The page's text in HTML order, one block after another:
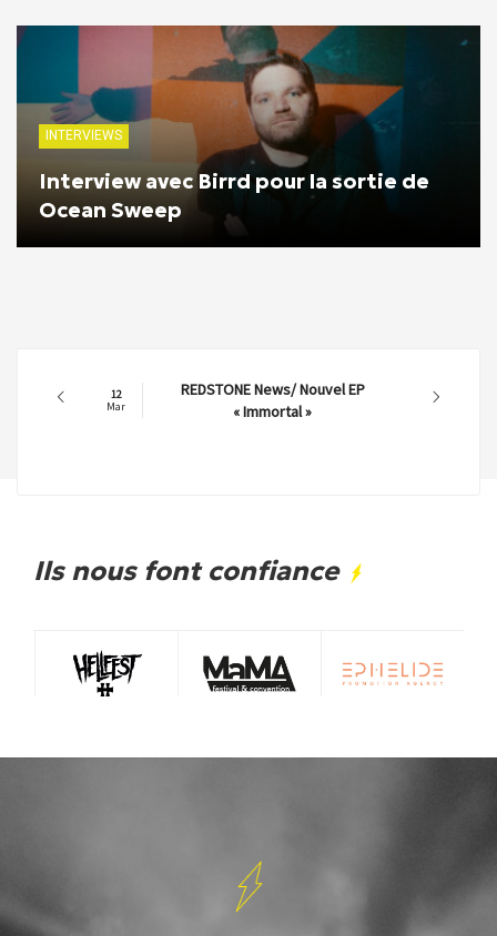
INTERVIEWS
Interview avec Birrd pour la sortie de
Ocean Sweep
12
Mar
REDSTONE News/ Nouvel EP
« Immortal »
Ils nous font confiance